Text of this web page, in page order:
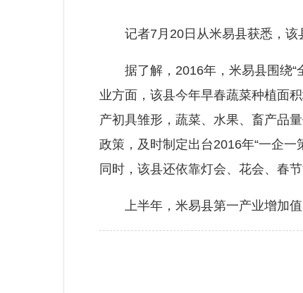
记者7月20日从米易县获悉，该县
据了解，2016年，米易县围绕“
业方面，该县今年早春蔬菜种植面
产初具雏形，蔬菜、水果、畜产品
政策，及时制定出台2016年“一企
同时，该县还依靠灯会、花会、春
上半年，米易县第一产业增加值